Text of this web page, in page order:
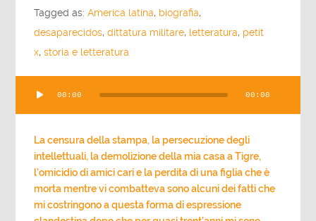
Tagged as:America latina, biografia,
desaparecidos,dittatura militare, letteratura, petit
x,storia e letteratura
Player
00:00 00:00
La censura della stampa, la persecuzione degli
intellettuali, la demolizione della mia casa a Tigre,
l’omicidio di amici cari e la perdita di una figlia che è
morta mentre vi combatteva sono alcuni dei fatti che
mi costringono a questa forma di espressione